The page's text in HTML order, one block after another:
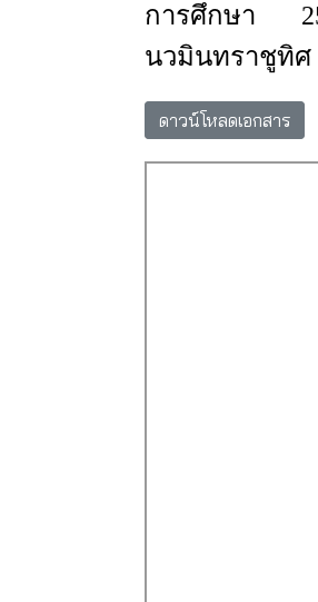
การศึกษา
นวมินทราชูทิศ
ดาวน์โหลดเอกสาร